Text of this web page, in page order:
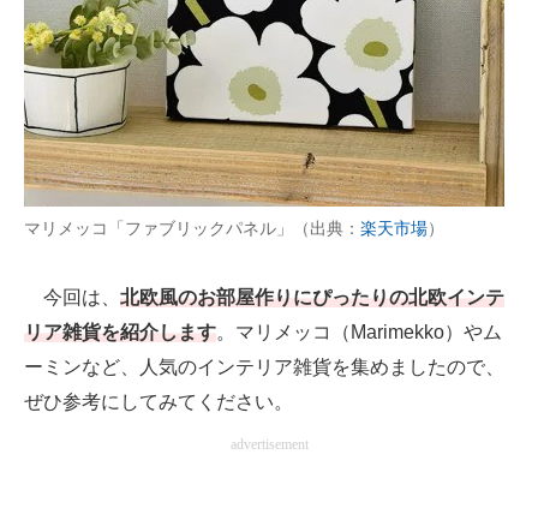
AI活用のいまが分かる
企業ITのトレンドを詳説
経営リーダーのコミュニティ
マーケ×ITの今がよく分かる
ITエンジニア向け専門サイト
IT製品の技術・比較・事例
製造業のIT導入・活用を支援
マリメッコ「ファブリックパネル」（出典： 楽天市場）
今回は、 北欧風のお部屋作りにぴったりの北欧インテ
リア雑貨を紹介します。マリメッコ（Marimekko）やム
ーミンなど、人気のインテリア雑貨を集めましたので、
ぜひ参考にしてみてください。
advertisement